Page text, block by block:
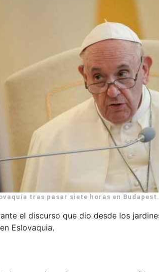
tras pasar siete horas en Budapest.
el discurso que dio desde los
Eslovaquia.